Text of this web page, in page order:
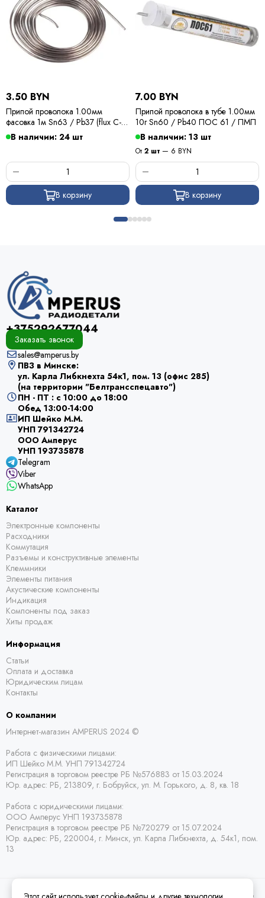
3.50 BYN
Припой проволока 1.00мм
фасовка 1м Sn63 / Pb37 (flux C-6)
ПОС 63 / Kewei
В наличии: 24 шт
В корзину
7.00 BYN
Припой проволока в тубе 1.00мм
10г Sn60 / Pb40 ПОС 61 / ПМП
В наличии: 13 шт
От2 шт — 6 BYN
В корзину
+375292677044
Заказать звонок
sales@amperus.by
ПВЗ в Минске:
ул. Карла Либкнехта 54к1, пом. 13 (офис 285)
(на территории "Белтрансспецавто")
ПН - ПТ : с 10:00 до 18:00
Обед 13:00-14:00
ИП Шейко М.М.
УНП 791342724
ООО Амперус
УНП 193735878
Telegram
Viber
WhatsApp
Каталог
Электронные компоненты
Расходники
Коммутация
Разъемы и конструктивные элементы
Клеммники
Элементы питания
Акустические компоненты
Индикация
Компоненты под заказ
Хиты продаж
Информация
Статьи
Оплата и доставка
Юридическим лицам
Контакты
О компании
Интернет-магазин AMPERUS 2024 ©
Работа с физическими лицами:
ИП Шейко М.М. УНП 791342724
Регистрация в торговом реестре РБ №576883 от 15.03.2024
Юр. адрес: РБ, 213809, г. Бобруйск, ул. М. Горького, д. 8, кв. 18
Работа с юридическими лицами:
ООО Амперус УНП 193735878
Регистрация в торговом реестре РБ №720279 от 15.07.2024
Юр. адрес: РБ, 220004, г. Минск, ул. Карла Либкнехта, д. 54к1, пом.
13
2026 © Amperus Радиодетали Минск | купить в розницу, оптом и почтой по